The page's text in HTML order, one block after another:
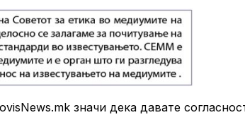
значи дека давате